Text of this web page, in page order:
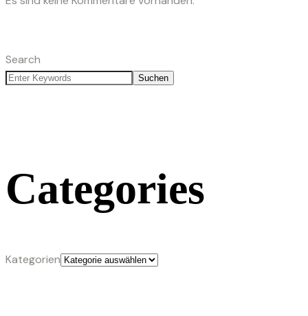
Search
Suchen
Categories
Kategorien